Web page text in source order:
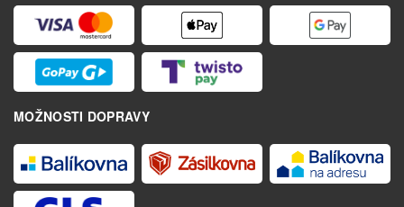
MOŽNOSTI DOPRAVY